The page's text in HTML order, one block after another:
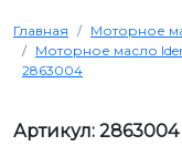
Главная
Моторное
Моторное масло
2863004
Артикул: 2863004